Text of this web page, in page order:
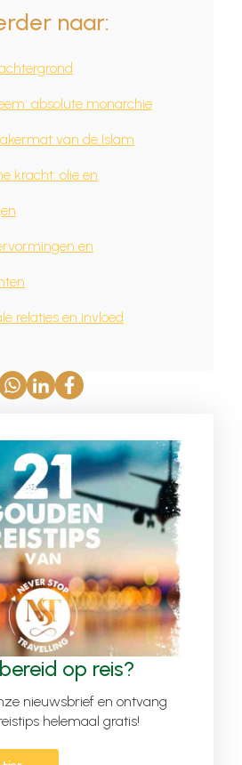
naar:
absolute monarchie
van de Islam
kracht: olie en
en
relaties en invloed
op reis?
nieuwsbrief en ontvang
helemaal gratis!